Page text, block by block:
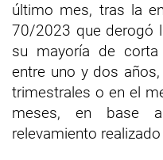
último mes, tras la
70/2023 que derogó
su mayoría de
entre uno y dos
trimestrales o en el
meses, en base
relevamiento